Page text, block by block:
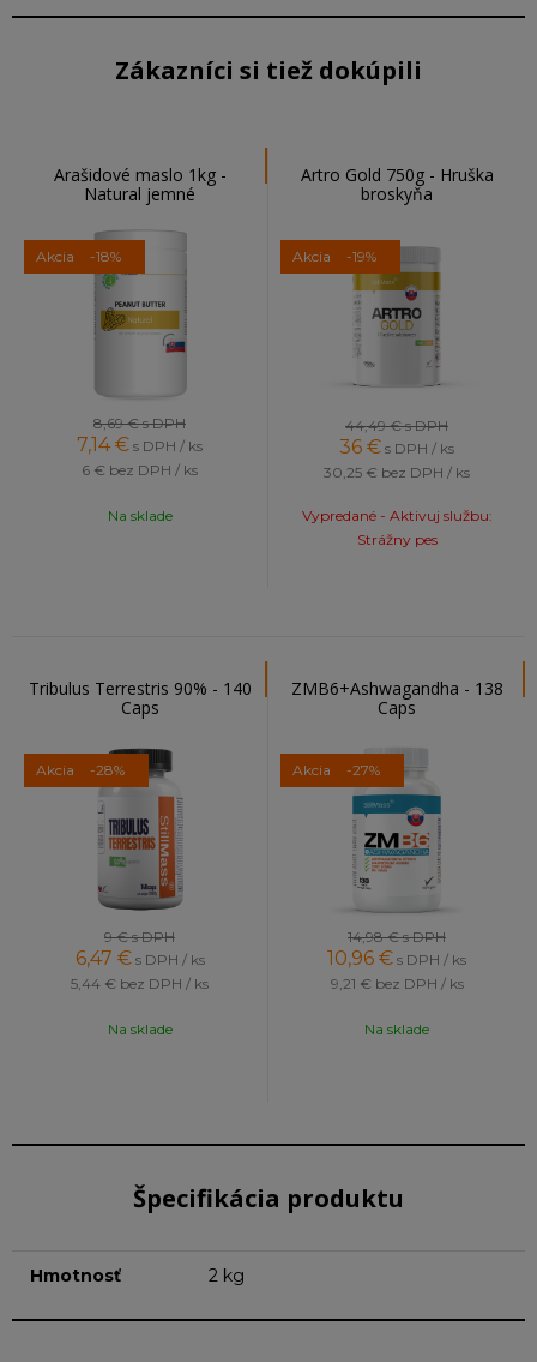
Zákazníci si tiež dokúpili
Arašidové maslo 1kg -
Natural jemné
Akcia -18%
8,69 €s DPH
7,14 € s DPH / ks
6 € bez DPH / ks
Na sklade
Artro Gold 750g - Hruška
broskyňa
Akcia -19%
44,49 €s DPH
36 € s DPH / ks
30,25 € bez DPH / ks
Vypredané - Aktivuj službu:
Strážny pes
Tribulus Terrestris 90% - 140
Caps
Akcia -28%
9 €s DPH
6,47 € s DPH / ks
5,44 € bez DPH / ks
Na sklade
ZMB6+Ashwagandha - 138
Caps
Akcia -27%
14,98 €s DPH
10,96 € s DPH / ks
9,21 € bez DPH / ks
Na sklade
Špecifikácia produktu
Hmotnosť 2 kg